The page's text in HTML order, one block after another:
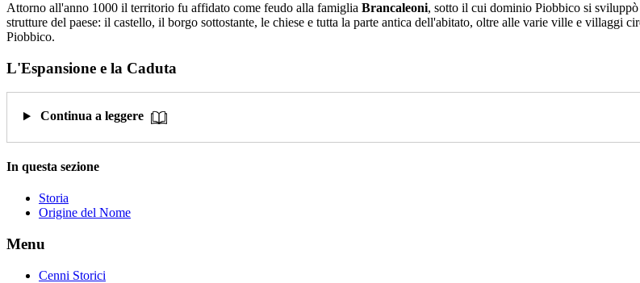
Attorno all'anno 1000 il territorio fu affidato come feudo alla famiglia Brancaleoni, sotto il cui dominio Piobbico si
strutture del paese: il castello, il borgo sottostante, le chiese e tutta la parte antica dell'abitato, oltre alle varie ville e
Piobbico.
L'Espansione e la Caduta
Continua a leggere
In questa sezione
Storia
Origine del Nome
Menu
Cenni Storici